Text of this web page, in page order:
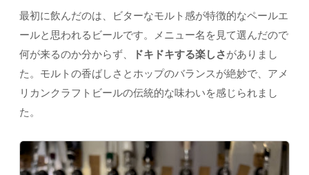
最初に飲んだのは、ビターなモルト感が特徴的なペールエ
ールと思われるビールです。メニュー名を見て選んだので
何が来るのか分からず、
ドキドキする楽しさがありまし
た。モルトの香ばしさとホップのバランスが絶妙で、アメ
リカンクラフトビールの伝統的な味わいを感じられまし
た。